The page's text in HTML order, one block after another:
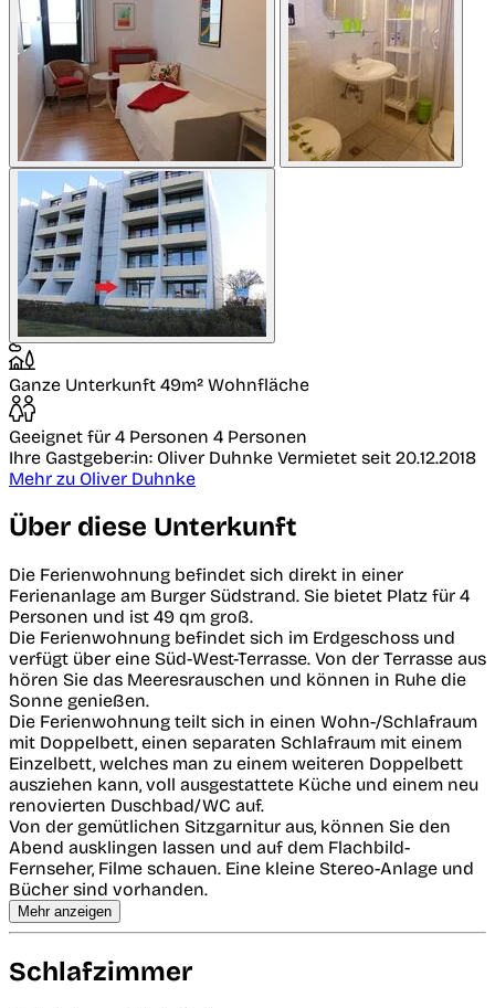
Ganze Unterkunft 49m² Wohnfläche
Geeignet für 4 Personen 4 Personen
Ihre Gastgeber:in: Oliver Duhnke Vermietet seit 20.12.2018
Mehr zu Oliver Duhnke
Über diese Unterkunft
Die Ferienwohnung befindet sich direkt in einer
Ferienanlage am Burger Südstrand. Sie bietet Platz für 4
Personen und ist 49 qm groß.
Die Ferienwohnung befindet sich im Erdgeschoss und
verfügt über eine Süd-West-Terrasse. Von der Terrasse aus
hören Sie das Meeresrauschen und können in Ruhe die
Sonne genießen.
Die Ferienwohnung teilt sich in einen Wohn-/Schlafraum
mit Doppelbett, einen separaten Schlafraum mit einem
Einzelbett, welches man zu einem weiteren Doppelbett
ausziehen kann, voll ausgestattete Küche und einem neu
renovierten Duschbad/WC auf.
Von der gemütlichen Sitzgarnitur aus, können Sie den
Abend ausklingen lassen und auf dem Flachbild-
Fernseher, Filme schauen. Eine kleine Stereo-Anlage und
Bücher sind vorhanden.
Mehr anzeigen
Schlafzimmer